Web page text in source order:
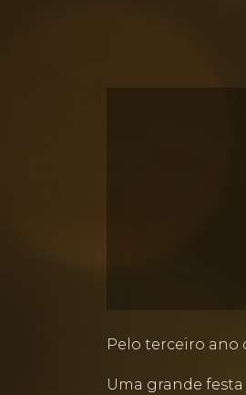
Pelo terceiro ano
Uma grande